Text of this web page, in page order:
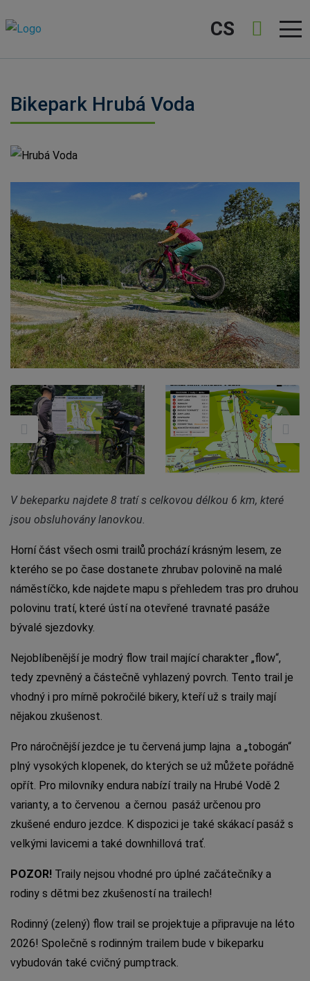
CS
Bikepark Hrubá Voda
Hrubá Voda
V bekeparku najdete 8 tratí s celkovou délkou 6 km, které
jsou obsluhovány lanovkou.
Horní část všech osmi trailů prochází krásným lesem, ze
kterého se po čase dostanete zhrubav polovině na malé
náměstíčko, kde najdete mapu s přehledem tras pro druhou
polovinu tratí, které ústí na otevřené travnaté pasáže
bývalé sjezdovky.
Nejoblíbenější je modrý flow trail mající charakter „flow“,
tedy zpevněný a částečně vyhlazený povrch. Tento trail je
vhodný i pro mírně pokročilé bikery, kteří už s traily mají
nějakou zkušenost.
Pro náročnější jezdce je tu červená jump lajna a „tobogán“
plný vysokých klopenek, do kterých se už můžete pořádně
opřít. Pro milovníky endura nabízí traily na Hrubé Vodě 2
varianty, a to červenou a černou pasáž určenou pro
zkušené enduro jezdce. K dispozici je také skákací pasáž s
velkými lavicemi a také downhillová trať.
POZOR! Traily nejsou vhodné pro úplné začátečníky a
rodiny s dětmi bez zkušeností na trailech!
Rodinný (zelený) flow trail se projektuje a připravuje na léto
2026! Společně s rodinným trailem bude v bikeparku
vybudován také cvičný pumptrack.